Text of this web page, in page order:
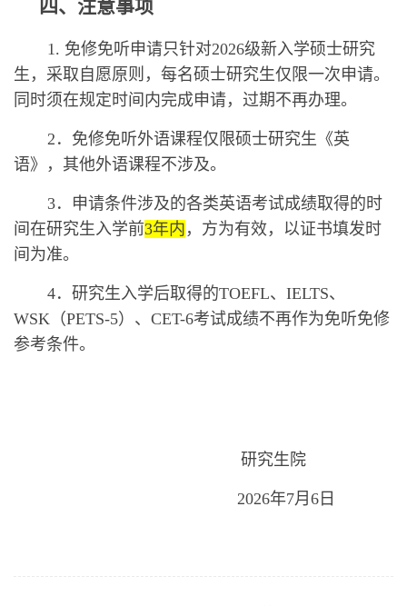
四、注意事项
1. 免修免听申请只针对2026级新入学硕士研究
生，采取自愿原则，每名硕士研究生仅限一次申请。
同时须在规定时间内完成申请，过期不再办理。
2．免修免听外语课程仅限硕士研究生《英
语》，其他外语课程不涉及。
3．申请条件涉及的各类英语考试成绩取得的时
间在研究生入学前3年内 ，方为有效， 以证书填发时
间为准。
4．研究生入学后取得的TOEFL、IELTS、
WSK（PETS-5）、CET-6考试成绩不再作为免听免修
参考条件。
研究生院
2026年7月 6 日